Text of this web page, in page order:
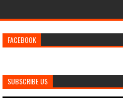
FACEBOOK
SUBSCRIBE US